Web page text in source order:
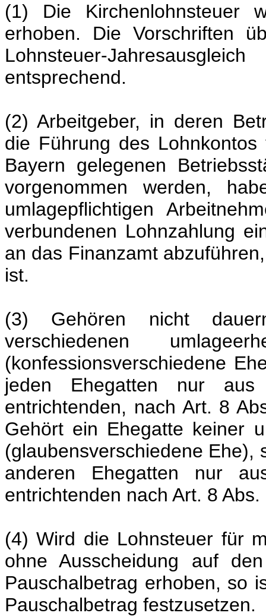
(1) Die Kirchenlohnsteuer
erhoben. Die Vorschriften
Lohnsteuer-
entsprechend.
(2) Arbeitgeber, in deren
die Führung des
Bayern gelegenen
vorgenommen werden,
umlagepflichtigen
verbundenen Lohnzahlung
an das Finanzamt
ist.
(3) Gehören nicht
verschiedenen
(konfessionsverschiedene
jeden Ehegatten nur
entrichtenden, nach Art. 8
Gehört ein Ehegatte keiner
(glaubensverschiedene Ehe),
anderen Ehegatten nur
entrichtenden nach Art. 8
(4) Wird die Lohnsteuer für
ohne Ausscheidung auf
Pauschalbetrag erhoben, so
Pauschalbetrag festzusetzen.